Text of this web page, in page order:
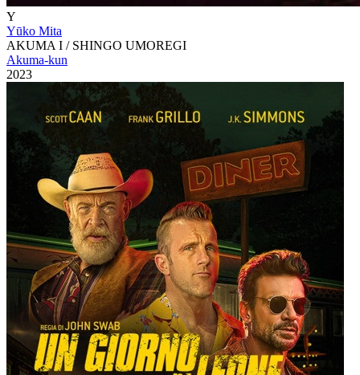
Y
Yūko Mita
AKUMA I / SHINGO UMOREGI
Akuma-kun
2023